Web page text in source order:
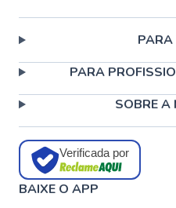
PARA
PARA
SOBRE A
Verificada por
BAIXE O APP